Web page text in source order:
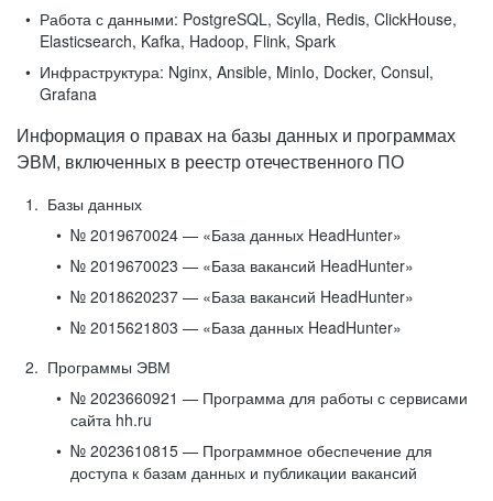
Работа с данными: PostgreSQL, Scylla, Redis, ClickHouse,
Elasticsearch, Kafka, Hadoop, Flink, Spark
Инфраструктура: Nginx, Ansible, MinIo, Docker, Consul,
Grafana
Информация о правах на базы данных и программах
ЭВМ, включенных в реестр отечественного ПО
Базы данных
№ 2019670024 — «База данных HeadHunter»
№ 2019670023 — «База вакансий HeadHunter»
№ 2018620237 — «База вакансий HeadHunter»
№ 2015621803 — «База данных HeadHunter»
Программы ЭВМ
№ 2023660921 — Программа для работы с сервисами
сайта hh.ru
№ 2023610815 — Программное обеспечение для
доступа к базам данных и публикации вакансий